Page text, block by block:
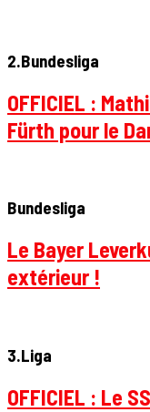
2.Bundesliga
OFFICIEL :
Fürth pour le
Bundesliga
Le Bayer
extérieur !
3.Liga
OFFICIEL : Le